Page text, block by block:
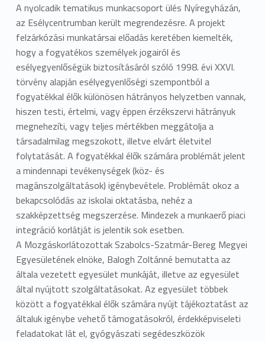
A nyolcadik tematikus munkacsoport ülés Nyíregyházán,
az Esélycentrumban került megrendezésre. A projekt
felzárkózási munkatársai előadás keretében kiemelték,
hogy a fogyatékos személyek jogairól és
esélyegyenlőségük biztosításáról szóló 1998. évi XXVI.
törvény alapján esélyegyenlőségi szempontból a
fogyatékkal élők különösen hátrányos helyzetben vannak,
hiszen testi, értelmi, vagy éppen érzékszervi hátrányuk
megnehezíti, vagy teljes mértékben meggátolja a
társadalmilag megszokott, illetve elvárt életvitel
folytatását. A fogyatékkal élők számára problémát jelent
a mindennapi tevékenységek (köz- és
magánszolgáltatások) igénybevétele. Problémát okoz a
bekapcsolódás az iskolai oktatásba, nehéz a
szakképzettség megszerzése. Mindezek a munkaerő piaci
integráció korlátját is jelentik sok esetben.
A Mozgáskorlátozottak Szabolcs-Szatmár-Bereg Megyei
Egyesületének elnöke, Balogh Zoltánné bemutatta az
általa vezetett egyesület munkáját, illetve az egyesület
által nyújtott szolgáltatásokat. Az egyesület többek
között a fogyatékkal élők számára nyújt tájékoztatást az
általuk igénybe vehető támogatásokról, érdekképviseleti
feladatokat lát el, gyógyászati segédeszközök